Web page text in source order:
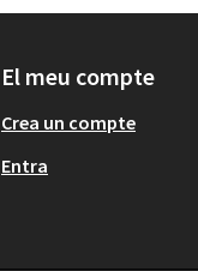
El meu compte
Crea un compte
Entra